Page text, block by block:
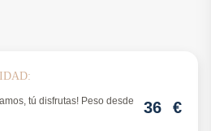
tú disfrutas! Peso desde
36 €